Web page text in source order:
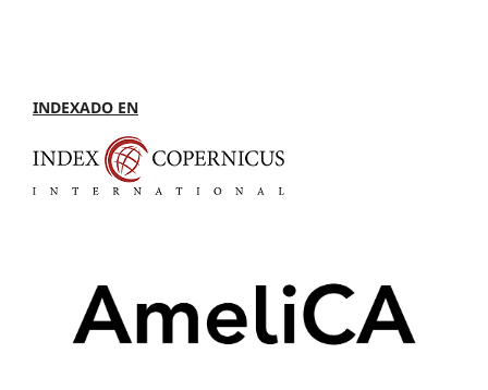
INDEXADO EN